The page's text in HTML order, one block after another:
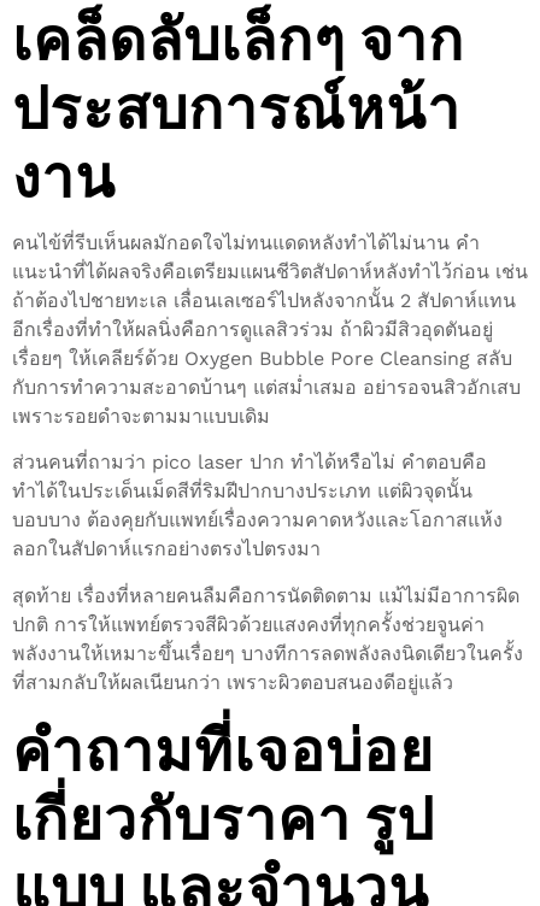
เคล็ดลับเล็กๆ จาก
ประสบการณ์หน้า
งาน
คนไข้ที่รีบเห็นผลมักอดใจไม่ทนแดดหลังทำได้ไม่นาน คำ
แนะนำที่ได้ผลจริงคือเตรียมแผนชีวิตสัปดาห์หลังทำไว้ก่อน เช่น
ถ้าต้องไปชายทะเล เลื่อนเลเซอร์ไปหลังจากนั้น 2 สัปดาห์แทน
อีกเรื่องที่ทำให้ผลนิ่งคือการดูแลสิวร่วม ถ้าผิวมีสิวอุดตันอยู่
เรื่อยๆ ให้เคลียร์ด้วย Oxygen Bubble Pore Cleansing สลับ
กับการทำความสะอาดบ้านๆ แต่สม่ำเสมอ อย่ารอจนสิวอักเสบ
เพราะรอยดำจะตามมาแบบเดิม
ส่วนคนที่ถามว่า pico laser ปาก ทำได้หรือไม่ คำตอบคือ
ทำได้ในประเด็นเม็ดสีที่ริมฝีปากบางประเภท แต่ผิวจุดนั้น
บอบบาง ต้องคุยกับแพทย์เรื่องความคาดหวังและโอกาสแห้ง
ลอกในสัปดาห์แรกอย่างตรงไปตรงมา
สุดท้าย เรื่องที่หลายคนลืมคือการนัดติดตาม แม้ไม่มีอาการผิด
ปกติ การให้แพทย์ตรวจสีผิวด้วยแสงคงที่ทุกครั้งช่วยจูนค่า
พลังงานให้เหมาะขึ้นเรื่อยๆ บางทีการลดพลังลงนิดเดียวในครั้ง
ที่สามกลับให้ผลเนียนกว่า เพราะผิวตอบสนองดีอยู่แล้ว
คำถามที่เจอบ่อย
เกี่ยวกับราคา รูป
แบบ และจำนวน